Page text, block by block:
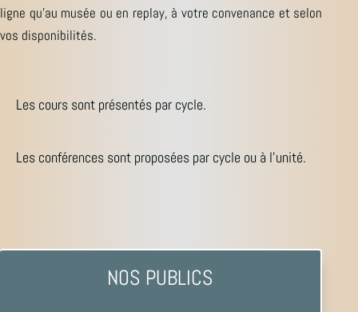
ligne qu’au musée ou en replay, à votre convenance et selon
vos disponibilités.
Les cours sont présentés par cycle.
Les conférences sont proposées par cycle ou à l’unité.
NOS PUBLICS